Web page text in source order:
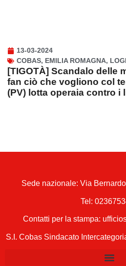
13-03-2024
COBAS, EMILIA ROMAGNA,
[TIGOTÀ] Scandalo delle
fan ciò che vogliono col
(PV) lotta operaia contro i
Sede nazionale: Via
Tel:
Contatti per la stampa:
S.I. Cobas Sindacato